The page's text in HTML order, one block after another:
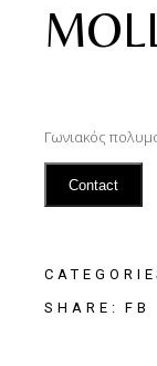
Γωνιακός
Contact
SHARE: FB